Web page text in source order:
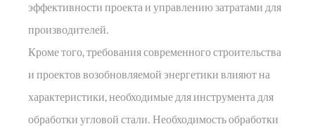
эффективности проекта и управлению затратами для
производителей.
Кроме того, требования современного строительства
и проектов возобновляемой энергетики влияют на
характеристики, необходимые для инструмента для
обработки угловой стали. Необходимость обработки